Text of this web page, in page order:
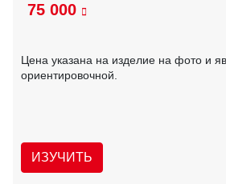
75 000
Цена указана на изделие на фото и
ориентировочной.
ИЗУЧИТЬ